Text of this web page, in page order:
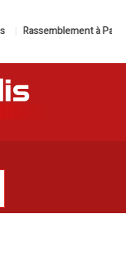
Rassemblement à Paris